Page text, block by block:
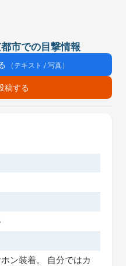
市での目撃情報
（テキスト / 写真）
稿する
ン装着。 自分ではカ